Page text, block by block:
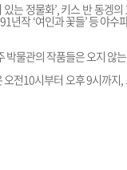
는 정물화’, 키스 반 동겡
년작 ‘여인과 꽃들’ 등 야수
박물관의 작품들은 오지 않
전10시부터 오후 9시까지